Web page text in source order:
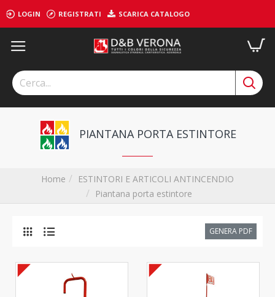
LOGIN REGISTRATI SCARICA CATALOGO
Home
ESTINTORI E ARTICOLI ANTINCENDIO
Piantana porta estintore
PIANTANA PORTA ESTINTORE
GENERA PDF